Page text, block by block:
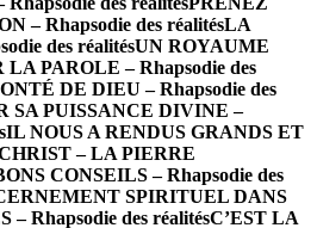
– Rhapsodie des réalitésLA
des réalitésUN ROYAUME
PAROLE – Rhapsodie des
DE DIEU – Rhapsodie des
SA PUISSANCE DIVINE –
IL NOUS A RENDUS GRANDS ET
– LA PIERRE
CONSEILS – Rhapsodie des
SPIRITUEL DANS
Rhapsodie des réalitésC’EST LA